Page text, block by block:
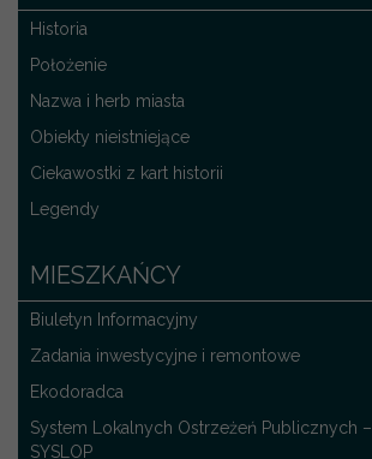
Historia
Położenie
Nazwa i herb miasta
Obiekty nieistniejące
Ciekawostki z kart historii
Legendy
MIESZKAŃCY
Biuletyn Informacyjny
Zadania inwestycyjne i remontowe
Ekodoradca
System Lokalnych Ostrzeżeń Publicznych –
SYSLOP